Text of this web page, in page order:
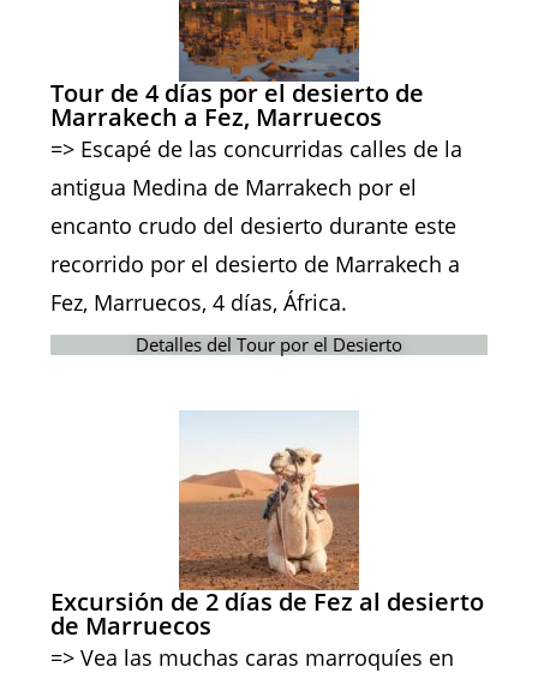
Tour de 4 días por el desierto de
Marrakech a Fez, Marruecos
=> Escapé de las concurridas calles de la
antigua Medina de Marrakech por el
encanto crudo del desierto durante este
recorrido por el desierto de Marrakech a
Fez, Marruecos, 4 días, África.
Detalles del Tour por el Desierto
Excursión de 2 días de Fez al desierto
de Marruecos
=> Vea las muchas caras marroquíes en